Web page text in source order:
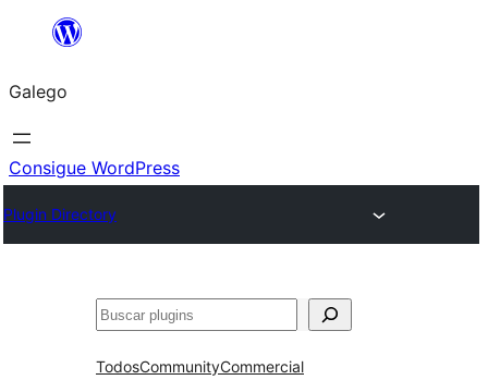
Saltar
contido
Galego
Consigue WordPress
Plugin Directory
Buscar
TodosCommunityCommercial